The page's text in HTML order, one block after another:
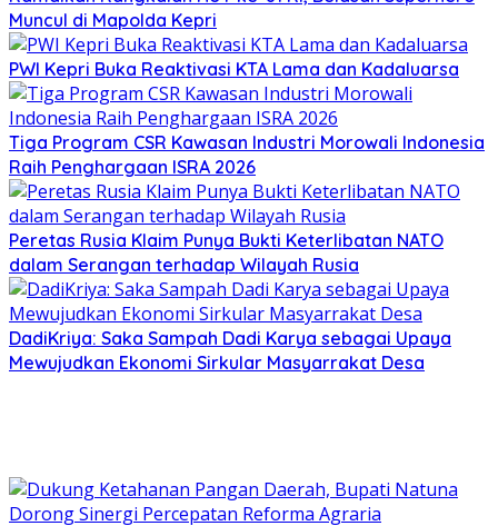
Muncul di Mapolda Kepri
PWI Kepri Buka Reaktivasi KTA Lama dan Kadaluarsa
Tiga Program CSR Kawasan Industri Morowali Indonesia
Raih Penghargaan ISRA 2026
Peretas Rusia Klaim Punya Bukti Keterlibatan NATO
dalam Serangan terhadap Wilayah Rusia
DadiKriya: Saka Sampah Dadi Karya sebagai Upaya
Mewujudkan Ekonomi Sirkular Masyarrakat Desa